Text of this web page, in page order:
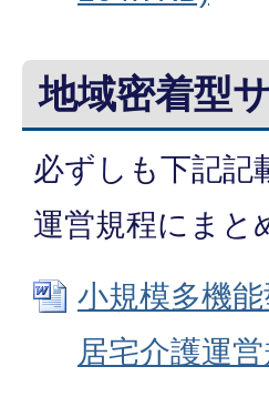
地域密着型
必ずしも下記記
運営規程にまと
小規模多機
居宅介護運